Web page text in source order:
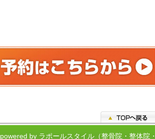
powered by ラポールスタイル（整骨院・整体院・